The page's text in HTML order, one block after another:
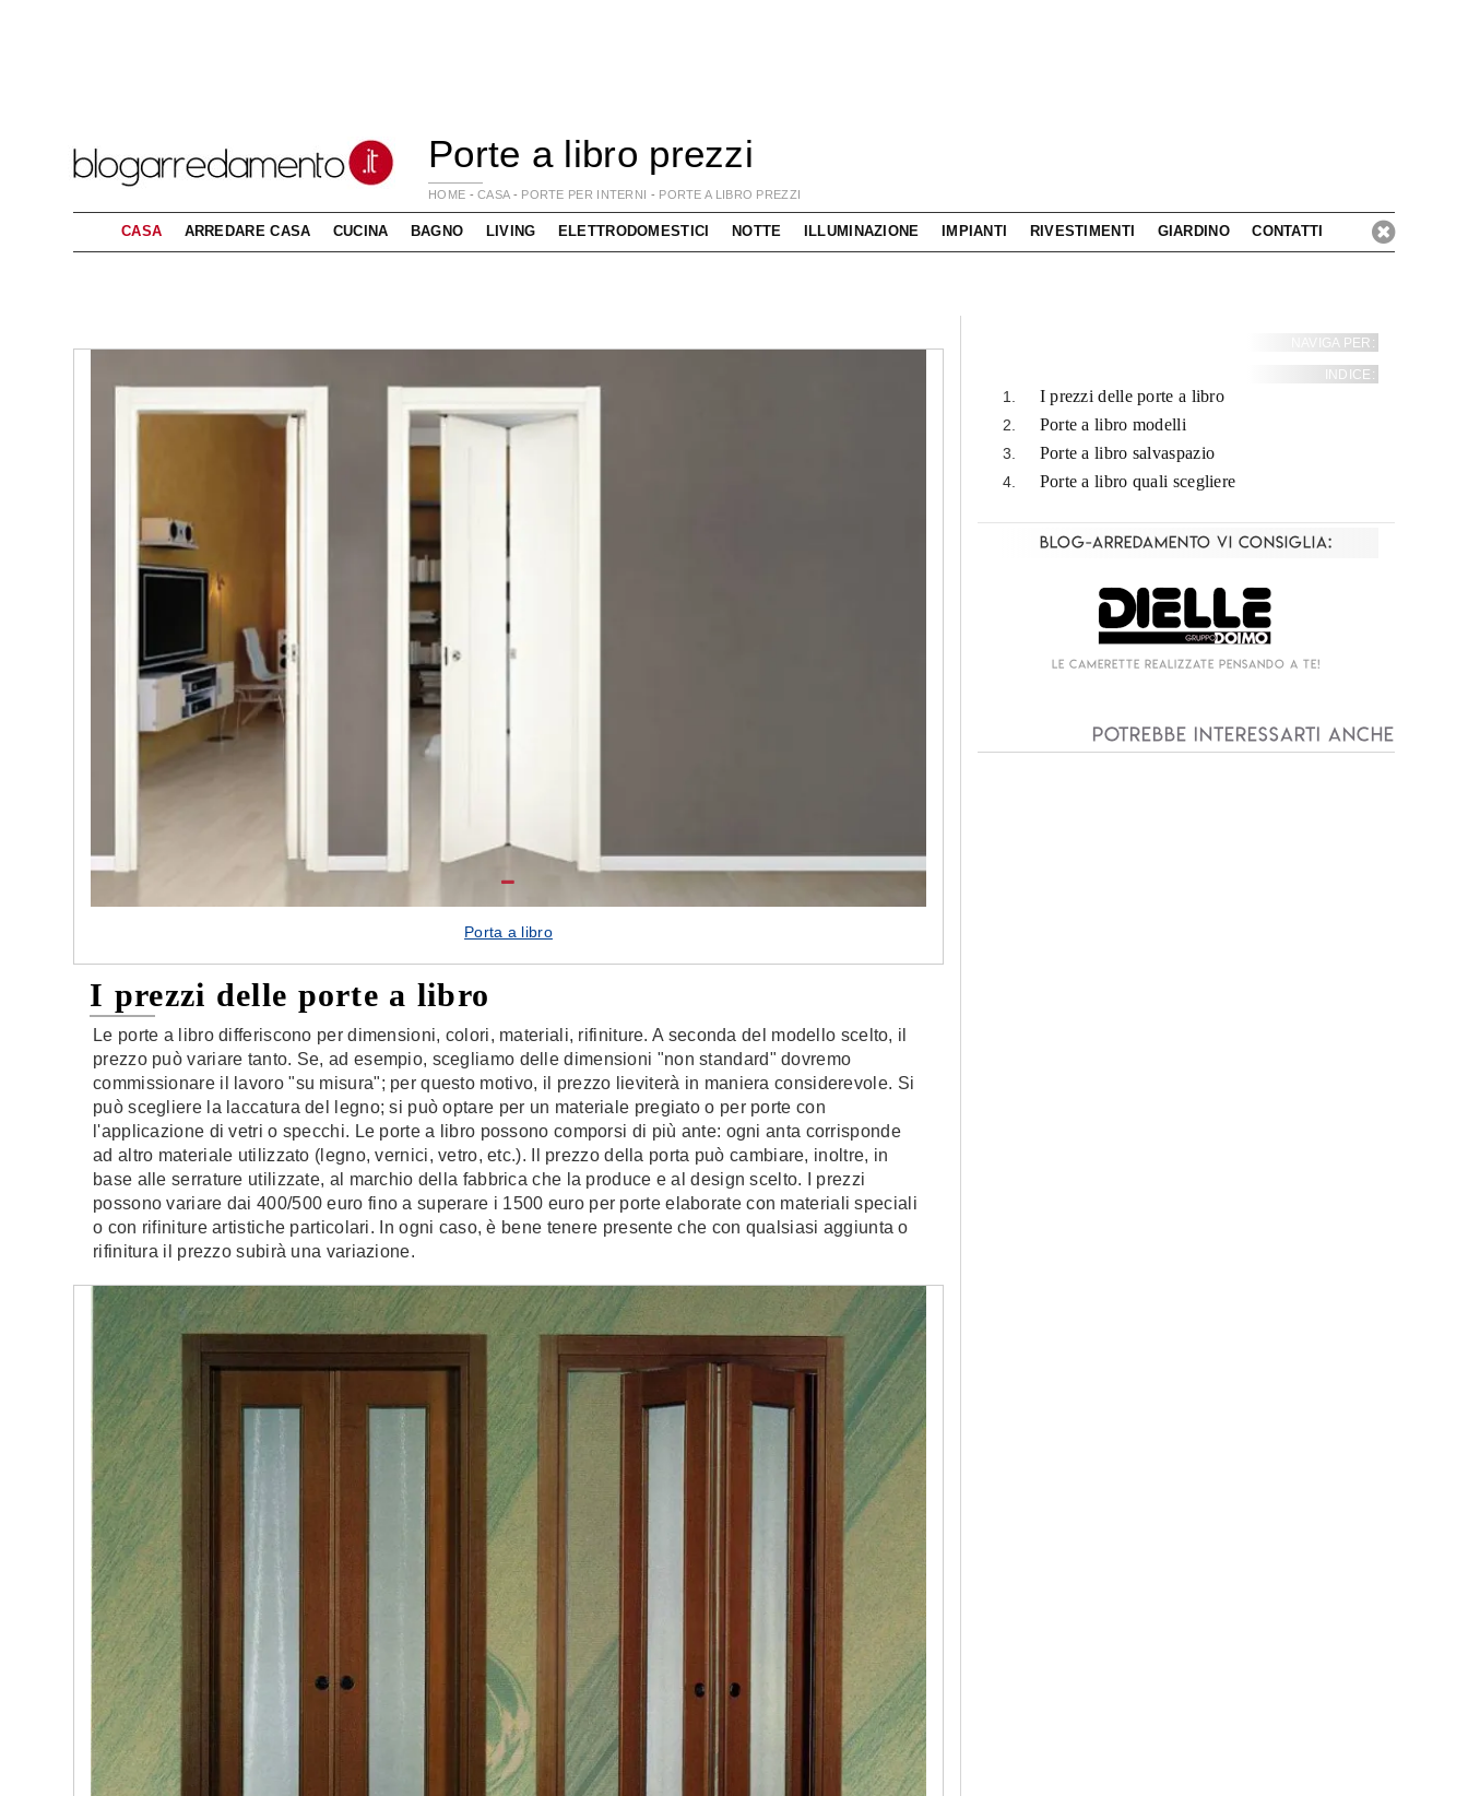
Porte a libro prezzi
HOME -CASA- PORTE PER INTERNI - PORTE A LIBRO PREZZI
CASA ARREDARE CASA CUCINA BAGNO LIVING ELETTRODOMESTICI NOTTE ILLUMINAZIONE IMPIANTI RIVESTIMENTI GIARDINO CONTATTI
Porta a libro
I prezzi delle porte a libro
Le porte a libro differiscono per dimensioni, colori, materiali, rifiniture. A seconda del modello scelto, il
prezzo può variare tanto. Se, ad esempio, scegliamo delle dimensioni "non standard" dovremo
commissionare il lavoro "su misura"; per questo motivo, il prezzo lieviterà in maniera considerevole. Si
può scegliere la laccatura del legno; si può optare per un materiale pregiato o per porte con
l'applicazione di vetri o specchi. Le porte a libro possono comporsi di più ante: ogni anta corrisponde
ad altro materiale utilizzato (legno, vernici, vetro, etc.). Il prezzo della porta può cambiare, inoltre, in
base alle serrature utilizzate, al marchio della fabbrica che la produce e al design scelto. I prezzi
possono variare dai 400/500 euro fino a superare i 1500 euro per porte elaborate con materiali speciali
o con rifiniture artistiche particolari. In ogni caso, è bene tenere presente che con qualsiasi aggiunta o
rifinitura il prezzo subirà una variazione.
NAVIGA PER:
INDICE:
I prezzi delle porte a libro
Porte a libro modelli
Porte a libro salvaspazio
Porte a libro quali scegliere
Blog-Arredamento vi consiglia:
Cappe cucina dal design innovativo
Potrebbe interessarti anche